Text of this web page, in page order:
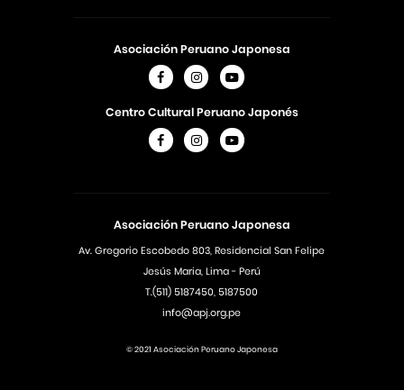
Asociación Peruano Japonesa
Av. Gregorio Escobedo 803, Residencial San Felipe
Jesús Maria, Lima - Perú
T.(511) 5187450, 5187500
info@apj.org.pe
Asociación Peruano Japonesa
Centro Cultural Peruano Japonés
© 2021 Asociación Peruano Japonesa